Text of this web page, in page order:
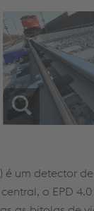
é um detector
o EPD